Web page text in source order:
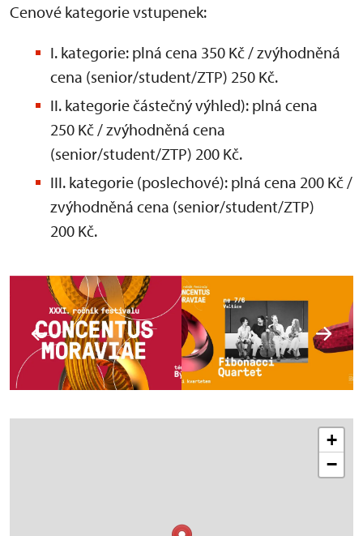
Cenové kategorie vstupenek:
I. kategorie: plná cena 350 Kč / zvýhodněná
cena (senior/student/ZTP) 250 Kč.
II. kategorie částečný výhled): plná cena
250 Kč / zvýhodněná cena
(senior/student/ZTP) 200 Kč.
III. kategorie (poslechové): plná cena 200 Kč /
zvýhodněná cena (senior/student/ZTP)
200 Kč.
+
−